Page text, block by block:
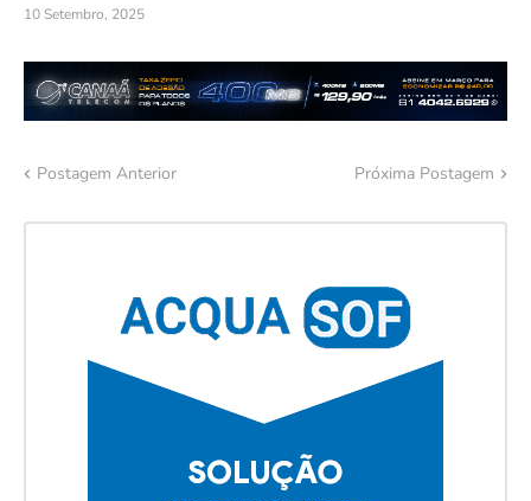
10 Setembro, 2025
Postagem Anterior Próxima Postagem